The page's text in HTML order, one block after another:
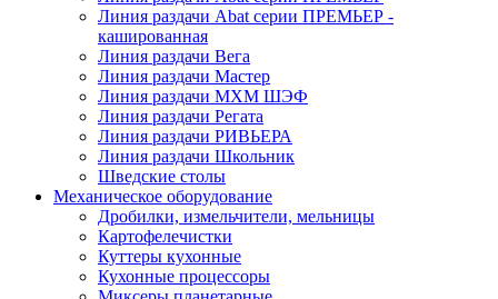
Линия раздачи Abat серии ПРЕМЬЕР -
кашированная
Линия раздачи Вега
Линия раздачи Мастер
Линия раздачи МХМ ШЭФ
Линия раздачи Регата
Линия раздачи РИВЬЕРА
Линия раздачи Школьник
Шведские столы
Механическое оборудование
Дробилки, измельчители, мельницы
Картофелечистки
Куттеры кухонные
Кухонные процессоры